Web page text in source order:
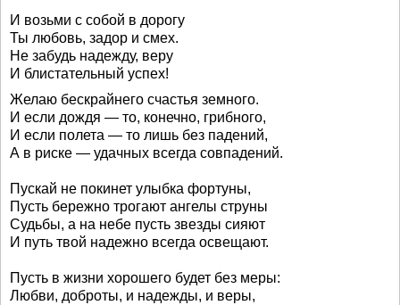
И возьми с собой в дорогу
Ты любовь, задор и смех.
Не забудь надежду, веру
И блистательный успех!
Желаю бескрайнего счастья земного.
И если дождя — то, конечно, грибного,
И если полета — то лишь без падений,
А в риске — удачных всегда совпадений.
Пускай не покинет улыбка фортуны,
Пусть бережно трогают ангелы струны
Судьбы, а на небе пусть звезды сияют
И путь твой надежно всегда освещают.
Пусть в жизни хорошего будет без меры:
Любви, доброты, и надежды, и веры,